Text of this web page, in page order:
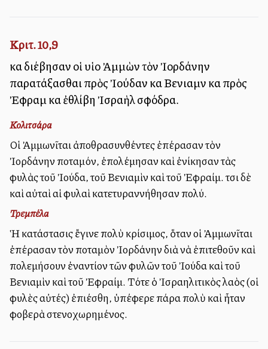
Κριτ. 10,9
καὶ διέβησαν οἱ υἱοὶ Ἀμμὼν τὸν Ἰορδάνην
παρατάξασθαι πρὸς Ἰούδαν καὶ Βενιαμὶν καὶ πρὸς
Ἐφραὶμ καὶ ἐθλίβη Ἰσραὴλ σφόδρα.
Κολιτσάρα
Οἱ Ἀμμωνῖται ἀποθρασυνθέντες ἐπέρασαν τὸν
Ἰορδάνην ποταμόν, ἐπολέμησαν καὶ ἐνίκησαν τὰς
φυλὰς τοῦ Ἰούδα, τοῦ Βενιαμὶν καὶ τοῦ Ἐφραίμ. Ἔτσι δὲ
καὶ αὐταὶ αἱ φυλαὶ κατετυραννήθησαν πολύ.
Τρεμπέλα
Ἡ κατάστασις ἔγινε πολὺ κρίσιμος, ὅταν οἱ Ἀμμωνῖται
ἐπέρασαν τὸν ποταμὸν Ἰορδάνην διὰ νὰ ἐπιτεθοῦν καὶ
πολεμήσουν ἐναντίον τῶν φυλῶν τοῦ Ἰούδα καὶ τοῦ
Βενιαμὶν καὶ τοῦ Ἐφραίμ. Τότε ὁ Ἰσραηλιτικὸς λαὸς (οἱ
φυλὲς αὐτές) ἐπιέσθη, ὑπέφερε πάρα πολὺ καὶ ἦταν
φοβερὰ στενοχωρημένος.